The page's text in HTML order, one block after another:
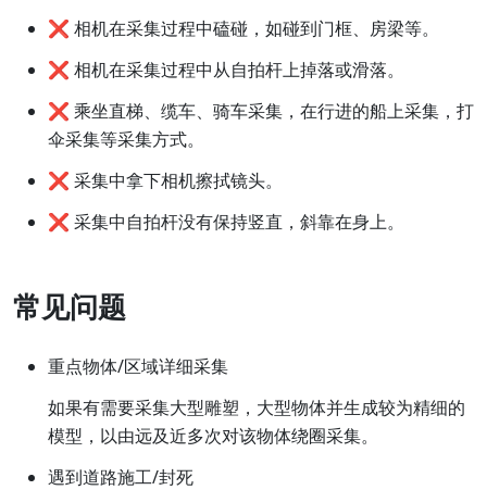
❌ 相机在采集过程中磕碰，如碰到门框、房梁等。
❌ 相机在采集过程中从自拍杆上掉落或滑落。
❌ 乘坐直梯、缆车、骑车采集，在行进的船上采集，打
伞采集等采集方式。
❌ 采集中拿下相机擦拭镜头。
❌ 采集中自拍杆没有保持竖直，斜靠在身上。
常见问题
重点物体/区域详细采集
如果有需要采集大型雕塑，大型物体并生成较为精细的
模型，以由远及近多次对该物体绕圈采集。
遇到道路施工/封死